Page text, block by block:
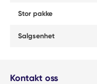
Stor pakke
Salgsenhet
Kontakt oss